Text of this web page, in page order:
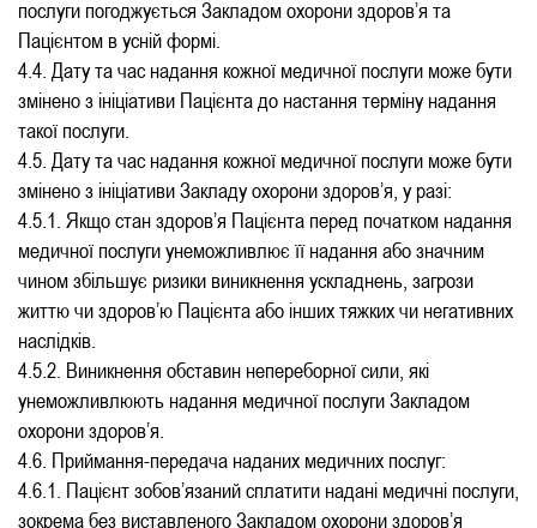
послуги погоджується Закладом охорони здоров’я та
Пацієнтом в усній формі.
4.4. Дату та час надання кожної медичної послуги може бути
змінено з ініціативи Пацієнта до настання терміну надання
такої послуги.
4.5. Дату та час надання кожної медичної послуги може бути
змінено з ініціативи Закладу охорони здоров’я, у разі:
4.5.1. Якщо стан здоров’я Пацієнта перед початком надання
медичної послуги унеможливлює її надання або значним
чином збільшує ризики виникнення ускладнень, загрози
життю чи здоров’ю Пацієнта або інших тяжких чи негативних
наслідків.
4.5.2. Виникнення обставин непереборної сили, які
унеможливлюють надання медичної послуги Закладом
охорони здоров’я.
4.6. Приймання-передача наданих медичних послуг:
4.6.1. Пацієнт зобов’язаний сплатити надані медичні послуги,
зокрема без виставленого Закладом охорони здоров’я